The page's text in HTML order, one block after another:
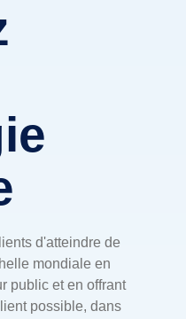
d'atteindre de
mondiale en
public et en offrant
possible, dans